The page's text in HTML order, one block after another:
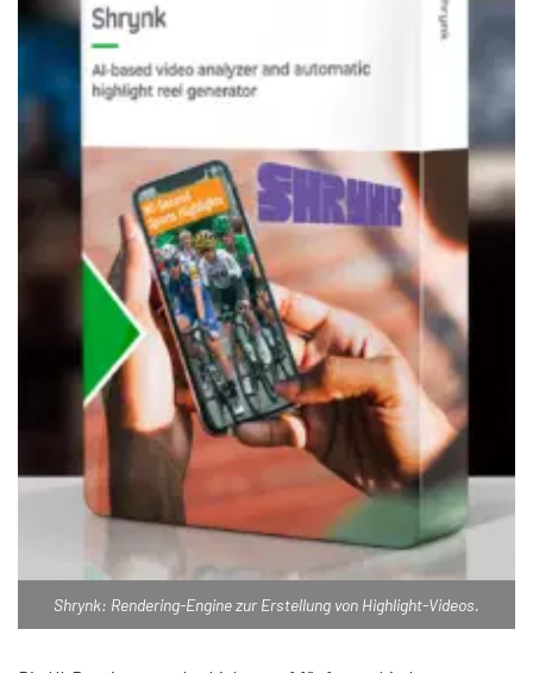
Shrynk: Rendering-Engine zur Erstellung von Highlight-Videos.